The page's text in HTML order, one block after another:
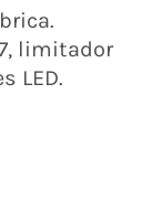
limitador
LED.